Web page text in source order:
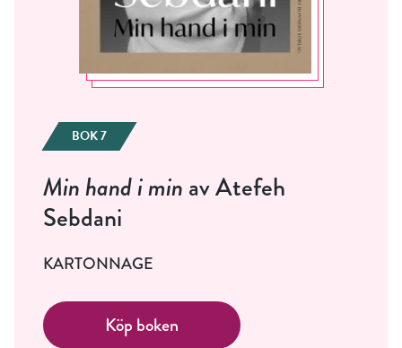
BOK 7
Min hand i minav Atefeh
Sebdani
KARTONNAGE
Köp boken